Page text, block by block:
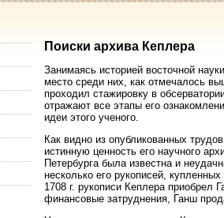
Поиски архива Кеплера
Занимаясь историей восточной
место среди них, как отмечалось
проходил стажировку в
отражают все этапы его
идеи этого ученого.
Как видно из опубликованных
истинную ценность его научного
Петербурга была известна и
несколько его рукописей,
1708 г. рукописи Кеплера приобрел
финансовые затруднения, Ганш